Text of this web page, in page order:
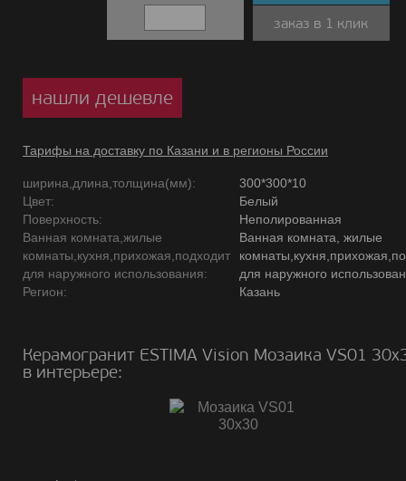
заказ в 1 клик
нашли дешевле
Тарифы на доставку по Казани и в регионы России
ширина,длина,толщина(мм):
300*300*10
Цвет:
Белый
Поверхность:
Неполированная
Ванная комната,жилые
комнаты,кухня,прихожая,подходит
для наружного использования:
Ванная комната, жилые
для наружного
Регион:
Казань
Керамогранит ESTIMA Vision Мозаика VS01
в интерьере: